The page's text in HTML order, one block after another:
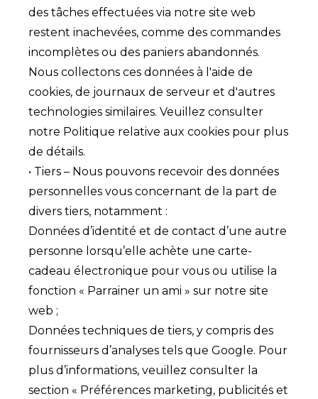
des tâches effectuées via notre site web
restent inachevées, comme des commandes
incomplètes ou des paniers abandonnés.
Nous collectons ces données à l'aide de
cookies, de journaux de serveur et d'autres
technologies similaires. Veuillez consulter
notre Politique relative aux cookies pour plus
de détails.
• Tiers – Nous pouvons recevoir des données
personnelles vous concernant de la part de
divers tiers, notamment :
Données d’identité et de contact d’une autre
personne lorsqu’elle achète une carte-
cadeau électronique pour vous ou utilise la
fonction « Parrainer un ami » sur notre site
web ;
Données techniques de tiers, y compris des
fournisseurs d’analyses tels que Google. Pour
plus d’informations, veuillez consulter la
section « Préférences marketing, publicités et